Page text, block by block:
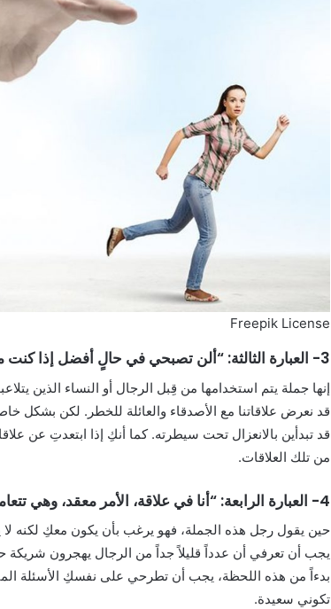
Freepik License
3- العبارة الثالثة: “ألن تصبحي في حالٍ أفضل إذا كنت مع أشخاص يستحقونكِ؟”
إنها جملة يتم استخدامها من قِبل الرجال أو النساء الذين
قد نعرض علاقاتنا مع الأصدقاء والعائلة للخطر. لكن
قد تبدأين بالانعزال تحت سيطرته. كما أنكِ إذا ابتعدتِ عن
من تلك العلاقات.
4- العبارة الرابعة: “أنا في علاقة، الأمر معقد، وهي تتعامل معي بطريقة سيئة جداً…”.
حين يقول رجل هذه الجملة، فهو يرغب بأن يكون معكِ لكنه لا
يجب أن تعرفي أن عدداً قليلاً جداً من الرجال يهجرون شريكة
بدءاً من هذه اللحظة، يجب أن تطرحي على نفسكِ الأسئلة
تكوني سعيدة.